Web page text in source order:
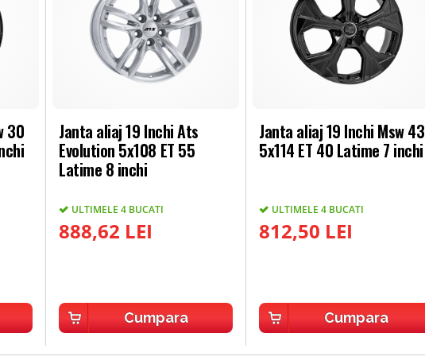
30
Janta aliaj 19 Inchi Ats
Evolution 5x108 ET 55
Latime 8 inchi
ULTIMELE 4 BUCATI
888,62 LEI
Cumpara
Janta aliaj 19 Inchi Msw 43
5x114 ET 40 Latime 7 inchi
ULTIMELE 4 BUCATI
812,50 LEI
Cumpara